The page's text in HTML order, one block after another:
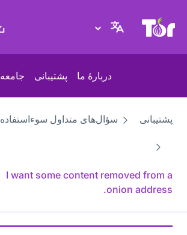
پایگاه وب پروژهٔ تور
دربارهٔ ما پشتیبانی جامعه
پشتیبانی سؤال‌های متداول سوءاستفاده
I want some content removed from a
.onion address